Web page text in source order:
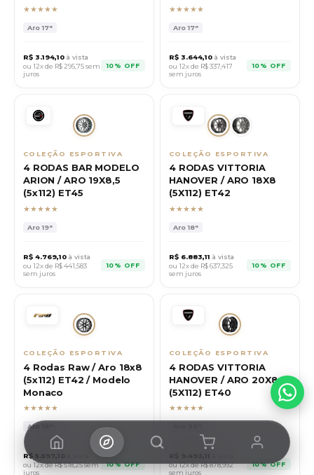
★★★★★
Aro17"
R$ 3.194,10 à vista
ou 12x de R$ 295,75sem
juros
10% OFF
★★★★★
Aro17"
R$ 3.644,10 à vista
ou 12x de R$337,417
sem juros
10% OFF
COLEÇÃO ESPORTIVA
4 RODAS BAR MODELO
ARION / ARO 19X8,5
(5x112) ET45
★★★★★
Aro19"
R$ 4.769,10 à vista
ou 12x de R$441,583
sem juros
10% OFF
COLEÇÃO ESPORTIVA
4 RODAS VITTORIA
HANOVER / ARO 18X8
(5X112) ET42
★★★★★
Aro18"
R$ 6.883,11 à vista
ou 12x de R$637,325
sem juros
10% OFF
COLEÇÃO ESPORTIVA
4 Rodas Raw / Aro 18x8
(5x112) ET42 / Modelo
Monaco
★★★★★
Aro
R$ 5.597,10
ou 12x de R$518,25sem
juros
10% OFF
COLEÇÃO ESPORTIVA
4 RODAS VITTORIA
HANOVER / ARO 20X8,5
(5X112) ET40
★★★★★
ou 12x de R$878,992
sem juros
10% OFF